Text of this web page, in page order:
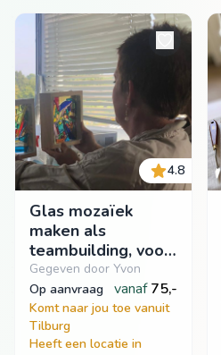
4.8
Glas mozaïek
maken als
teambuilding, voor
een open,
creatieve mindset
of als teamuitje.
Gegeven door Yvon
op aanvraag
vanaf 75,-
Komt naar jou toe vanuit
Tilburg
Heeft een locatie in